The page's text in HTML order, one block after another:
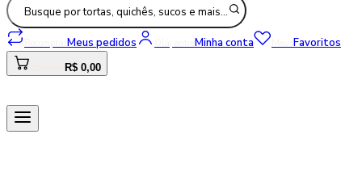
Busque por tortas, quichês, sucos e mais…
Recomprar Meus pedidos Olá, entre Minha conta Meus Favoritos
R$ 0,00